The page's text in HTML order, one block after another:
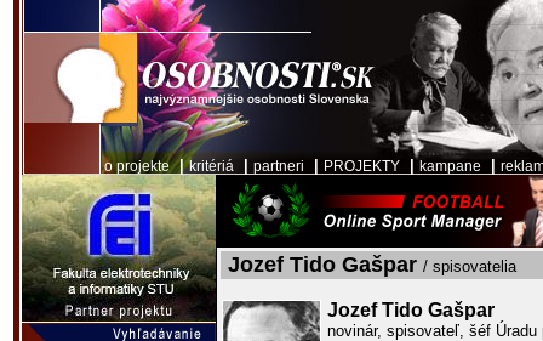
o projekte|kritériá partneri PROJEKTY kampane
Jozef Tido Gašpar / spisovatelia
Jozef Tido Gašpar
novinár, spisovateľ, šéf Úradu